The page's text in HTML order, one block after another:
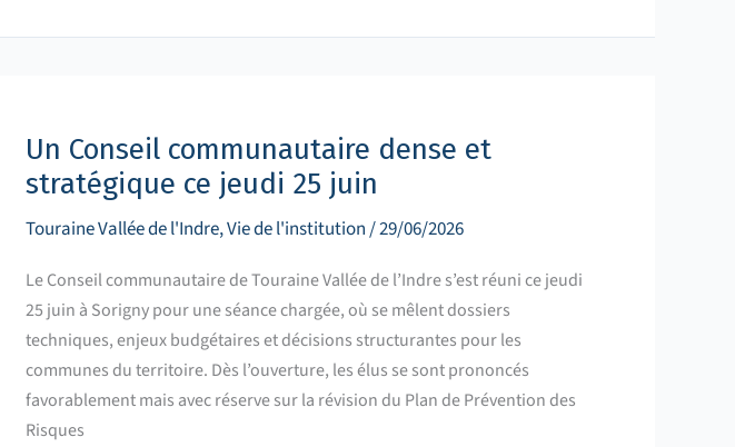
Un Conseil communautaire dense et
stratégique ce jeudi 25 juin
Touraine Vallée de l'Indre,Vie de l'institution/29/06/2026
Le Conseil communautaire de Touraine Vallée de l’Indre s’est réuni ce jeudi
25 juin à Sorigny pour une séance chargée, où se mêlent dossiers
techniques, enjeux budgétaires et décisions structurantes pour les
communes du territoire. Dès l’ouverture, les élus se sont prononcés
favorablement mais avec réserve sur la révision du Plan de Prévention des
Risques
dense
et
stratégique
ce
25
juin